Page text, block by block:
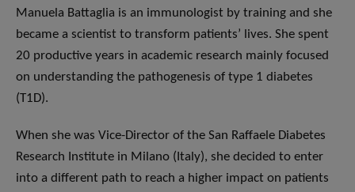
Manuela Battaglia is an immunologist by training and she
became a scientist to transform patients’ lives. She spent
20 productive years in academic research mainly focused
on understanding the pathogenesis of type 1 diabetes
(T1D).
When she was Vice-Director of the San Raffaele Diabetes
Research Institute in Milano (Italy), she decided to enter
into a different path to reach a higher impact on patients